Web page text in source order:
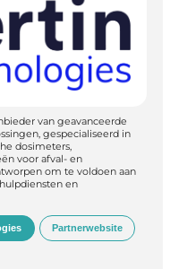
van geavanceerde
gespecialiseerd in
dosimeters,
voor afval- en
om te voldoen aan
en
Partnerwebsite